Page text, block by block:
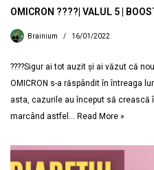
OMICRON ????| VALUL 5 |
Brainium 16/01/2022
????Sigur ai tot auzit și ai văzut că
OMICRON s-a răspândit în întreaga
asta, cazurile au început să crească
marcând astfel… Read More »